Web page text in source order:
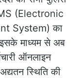
(Electronic
System) का
माध्यम से अब
ऑनलाइन
स्थिति की